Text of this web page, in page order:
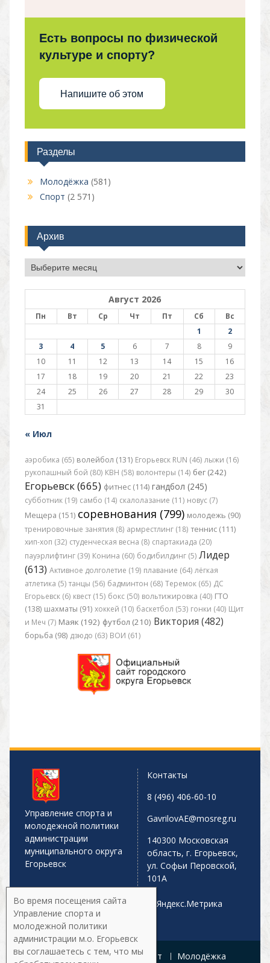
Есть вопросы по физической
культуре и спорту?
Напишите об этом
Разделы
Молодёжка (581)
Спорт (2 571)
Архив
Архив
Август 2026
Пн Вт Ср Чт Пт Сб
Вс
1
2
3
4 5 6 7 8
9
10
11 12 13 14 15
16
17
18 19 20 21 22
23
24
25 26 27 28 29
30
31
« Июл
аэробика (65) волейбол (131) Егорьевск RUN (46) лыжи (16)
рукопашный бой (80) КВН (58) волонтеры (14) бег (242)
Егорьевск (665) фитнес (114) гандбол (245)
субботник (19) самбо (14) скалолазание (11) новус (7)
Мещера (151) соревнования (799) молодежь (90)
тренировочные занятия (8) армрестлинг (18) теннис (111)
хип-хоп (32) студенческая весна (8) спартакиада (20)
пауэрлифтинг (39) Конина (60) бодибилдинг (5) Лидер
(613) Активное долголетие (19) плавание (64) лёгкая
атлетика (5) танцы (56) бадминтон (68) Теремок (65) ДС
Егорьевск (6) квест (15) бокс (50) вольтижировка (40) ГТО
(138) шахматы (91) хоккей (10) баскетбол (53) гонки (40) Щит
и Меч (7) Маяк (192) футбол (210) Виктория (482)
борьба (98) дзюдо (63) ВОИ (61)
Управление спорта и
молодежной политики
администрации
муниципального округа
Егорьевск
Контакты
8 (496) 406-60-10
GavrilovAE@mosreg.ru
140300 Московская
область, г. Егорьевск,
ул. Софьи Перовской,
101А
Главная Афиша Спорт Молодёжка
Во время посещения сайта
Управление спорта и
молодежной политики
администрации м.о. Егорьевск
вы соглашаетесь с тем, что мы